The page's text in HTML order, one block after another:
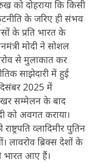
को दोहराया कि किसी
के जरिए ही संभव
के प्रति भारत के
मोदी ने सोशल
से मुलाकात कर
साझेदारी में हुई
2025 में
सम्मेलन के बाद
को अवगत कराया।
व्लादिमीर पुतिन
ब्रिक्स देशों के
भारत आए हैं।